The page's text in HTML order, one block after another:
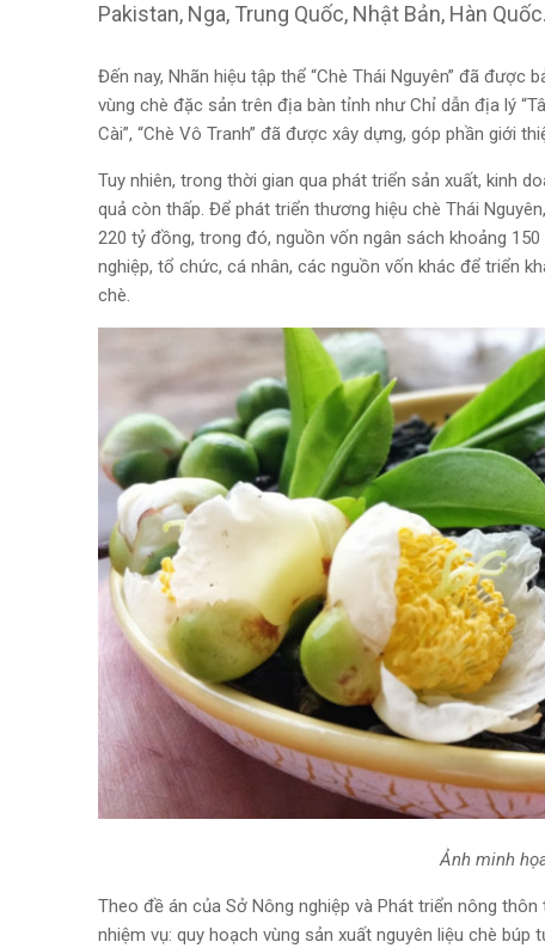
Pakistan, Nga, Trung Quốc, Nhật Bản, Hàn
Đến nay, Nhãn hiệu tập thể “Chè Thái Nguyên” đã
vùng chè đặc sản trên địa bàn tỉnh như Chỉ dẫn địa lý
Cài”, “Chè Vô Tranh” đã được xây dựng, góp phần giới
Tuy nhiên, trong thời gian qua phát triển sản xuất, kinh
quả còn thấp. Để phát triển thương hiệu chè Thái
220 tỷ đồng, trong đó, nguồn vốn ngân sách khoảng
nghiệp, tổ chức, cá nhân, các nguồn vốn khác để triển
chè.
Ảnh minh
Theo đề án của Sở Nông nghiệp và Phát triển nông
nhiệm vụ: quy hoạch vùng sản xuất nguyên liệu chè